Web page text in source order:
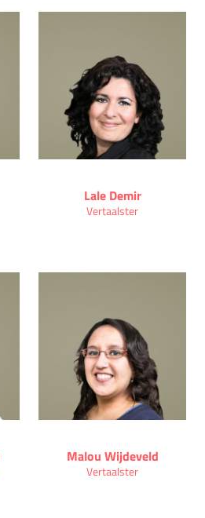
Lale Demir
Vertaalster
Malou Wijdeveld
Vertaalster